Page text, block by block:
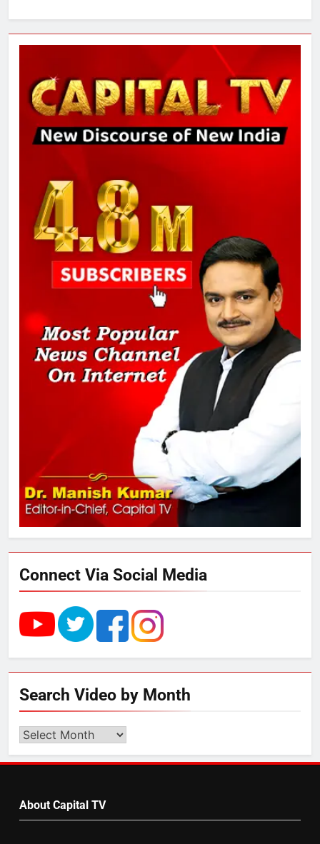
8
सुप्रीम कोर्ट ने राहुल गांधी के ‘वोट चोरी’
के आरोप खारिज किए, शेखपुरा में पीएम की
मां को गाली पर कोर्ट का समन जारी
1
अमर शहीद ठाकुर रोशन सिंह के नाम पर
नामकरण करने की मांग को लेकर
अनिश्चितकालीन धरना शुरू
2
289 एकड़ भूमि पर विकसित होगा कार्बन-
फ्री डेटा सेंटर, हजारों उच्च-कुशल
रोजगार सृजन की संभावना
UP में ग्रामीण बिजली आपूर्ति से कृषि,
डेयरी, कुटीर उद्योग और स्वरोजगार को
मिला बढ़ावा
राम की नगरी अयोध्या में आने वाले भक्तों
का स्वागत करेगा लक्ष्मण द्वार
5
उत्तर प्रदेश में गांवों में बढ़ेंगी सुविधाएं: 67%
बढ़ा पंचायतों का बजट
गाजा युद्धविराम को लेकर बड़ी खबरें
चुनाव से पहले लालू परिवार पर बड़ा झटका,
दिल्ली कोर्ट ने IRCTC घोटाले में आरोप
तय किए
के आरोप खारिज किए, शेखपुरा में पीएम की
Connect Via Social Media
Search Video by Month
Search
by
About Capital TV